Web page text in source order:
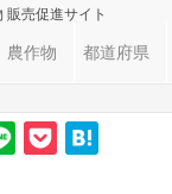
販売促進サイト
農作物 都道府県